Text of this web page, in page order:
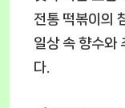
전통 떡볶이의
일상 속 향수와
다.